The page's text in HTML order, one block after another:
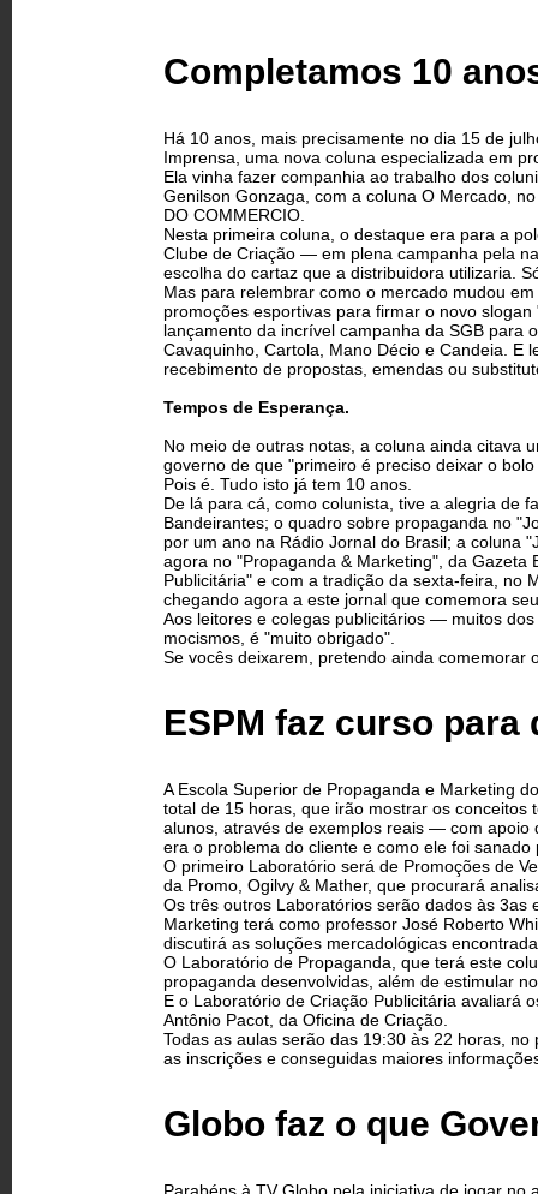
Completamos 10
Há 10 anos, mais precisamente no dia 15 de
Imprensa, uma nova coluna especializada em
Ela vinha fazer companhia ao trabalho dos
Genilson Gonzaga, com a coluna O Mercado,
DO COMMERCIO.
Nesta primeira coluna, o destaque era para a
Clube de Criação — em plena campanha pela
escolha do cartaz que a distribuidora utilizaria.
Mas para relembrar como o mercado mudou
promoções esportivas para firmar o novo
lançamento da incrível campanha da SGB para
Cavaquinho, Cartola, Mano Décio e Candeia. E
recebimento de propostas, emendas ou
Tempos de Esperança.
No meio de outras notas, a coluna ainda citava
governo de que "primeiro é preciso deixar o
Pois é. Tudo isto já tem 10 anos.
De lá para cá, como colunista, tive a alegria de
Bandeirantes; o quadro sobre propaganda no
por um ano na Rádio Jornal do Brasil; a coluna
agora no "Propaganda & Marketing", da
Publicitária" e com a tradição da sexta-feira, no
chegando agora a este jornal que comemora
Aos leitores e colegas publicitários — muitos
mocismos, é "muito obrigado".
Se vocês deixarem, pretendo ainda comemorar
ESPM faz curso para
A Escola Superior de Propaganda e Marketing
total de 15 horas, que irão mostrar os
alunos, através de exemplos reais — com
era o problema do cliente e como ele foi
O primeiro Laboratório será de Promoções de
da Promo, Ogilvy & Mather, que procurará
Os três outros Laboratórios serão dados às
Marketing terá como professor José Roberto
discutirá as soluções mercadológicas
O Laboratório de Propaganda, que terá este
propaganda desenvolvidas, além de estimular
E o Laboratório de Criação Publicitária avaliará
Antônio Pacot, da Oficina de Criação.
Todas as aulas serão das 19:30 às 22 horas,
as inscrições e conseguidas maiores
Globo faz o que